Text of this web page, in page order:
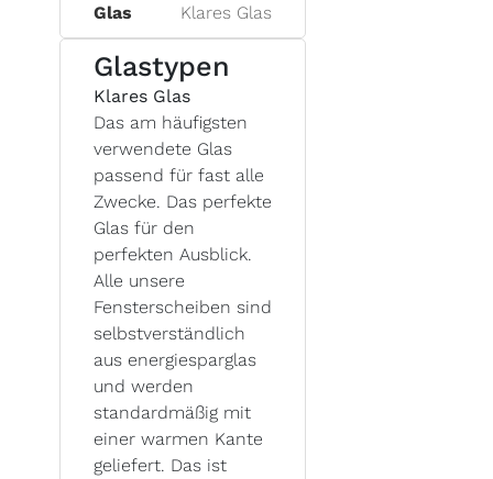
Glas Klares Glas
Glastypen
Klares Glas
Das am häufigsten
verwendete Glas
passend für fast alle
Zwecke. Das perfekte
Glas für den
perfekten Ausblick.
Alle unsere
Fensterscheiben sind
selbstverständlich
aus energiesparglas
und werden
standardmäßig mit
einer warmen Kante
geliefert. Das ist